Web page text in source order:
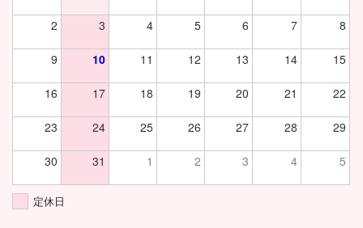
2 3 4 5 6 7 8
9 10 11 12 13 14 15
16 17 18 19 20 21 22
23 24 25 26 27 28 29
30 31 1 2 3 4 5
定休日